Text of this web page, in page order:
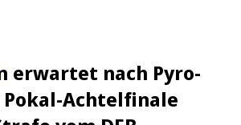
erwartet nach Pyro-
Pokal-Achtelfinale